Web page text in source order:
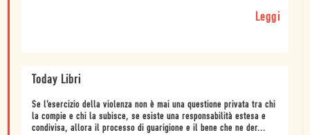
Leggi
Today Libri
Se l’esercizio della violenza non è mai una questione privata tra chi
la compie e chi la subisce, se esiste una responsabilità estesa e
condivisa, allora il processo di guarigione e il bene che ne der...